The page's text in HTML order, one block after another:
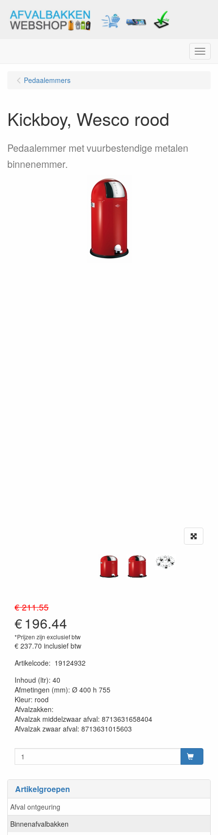
Menu
Artikelgroepen
Afval ontgeuring
Binnenafvalbakken
Pedaalemmers
Kickboy, Wesco rood
Pedaalemmer met vuurbestendige metalen
binnenemmer.
€ 211.55
€196.44
*Prijzen zijn exclusief btw
€ 237.70 inclusief btw
Artikelcode: 19124932
Inhoud (ltr): 40
Afmetingen (mm): Ø 400 h 755
Kleur: rood
Afvalzakken:
Afvalzak middelzwaar afval: 8713631658404
Afvalzak zwaar afval: 8713631015603